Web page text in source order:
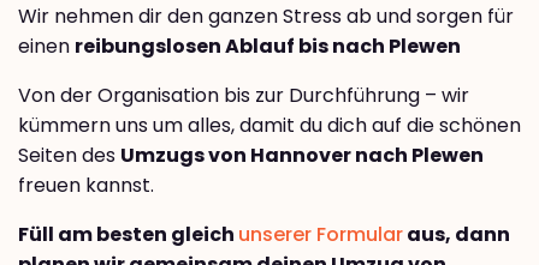
Wir nehmen dir den ganzen Stress ab und sorgen für
einen reibungslosen Ablauf bis nach Plewen
Von der Organisation bis zur Durchführung – wir
kümmern uns um alles, damit du dich auf die schönen
Seiten des Umzugs von Hannover nach Plewen
freuen kannst.
Füll am besten gleich unserer Formularaus, dann